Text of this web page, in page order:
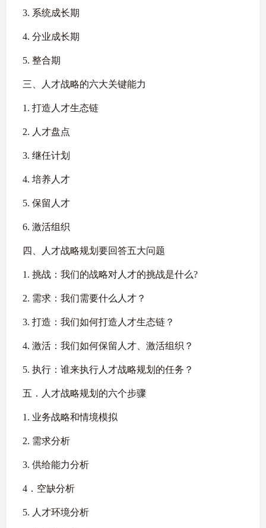
3. 系统成长期
4. 分业成长期
5. 整合期
三、人才战略的六大关键能力
1. 打造人才生态链
2. 人才盘点
3. 继任计划
4. 培养人才
5. 保留人才
6. 激活组织
四、人才战略规划要回答五大问题
1. 挑战：我们的战略对人才的挑战是什么?
2. 需求：我们需要什么人才？
3. 打造：我们如何打造人才生态链？
4. 激活：我们如何保留人才、激活组织？
5. 执行：谁来执行人才战略规划的任务？
五．人才战略规划的六个步骤
1. 业务战略和情境模拟
2. 需求分析
3. 供给能力分析
4．空缺分析
5. 人才环境分析